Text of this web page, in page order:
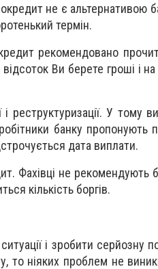
не є альтернативою
термін.
рекомендовано
Ви берете гроші і на
реструктуризації. У тому
банку пропонують
дата виплати.
Фахівці не рекомендують
кількість боргів.
і зробити серйозну
то ніяких проблем не